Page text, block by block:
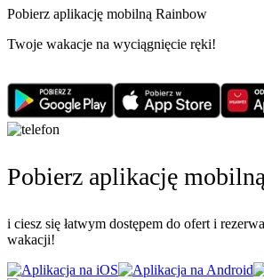
Pobierz aplikację mobilną Rainbow
Twoje wakacje na wyciągnięcie ręki!
Pobierz aplikację
i ciesz się łatwym dostępem do ofert i
wakacji!